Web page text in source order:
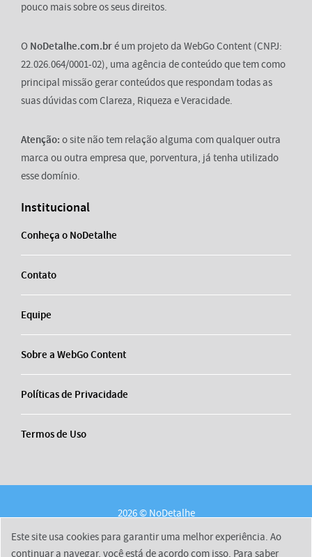
pouco mais sobre os seus direitos.
O NoDetalhe.com.bré um projeto da WebGo Content (CNPJ:
22.026.064/0001-02), uma agência de conteúdo que tem como
principal missão gerar conteúdos que respondam todas as
suas dúvidas com Clareza, Riqueza e Veracidade.
Atenção: o site não tem relação alguma com qualquer outra
marca ou outra empresa que, porventura, já tenha utilizado
esse domínio.
Institucional
Conheça o NoDetalhe
Contato
Equipe
Sobre a WebGo Content
Políticas de Privacidade
Termos de Uso
2026 © NoDetalhe
Sobre a WebGo Content
Políticas de Privacidade
Este site usa cookies para garantir uma melhor experiência. Ao
continuar a navegar, você está de acordo com isso. Para saber